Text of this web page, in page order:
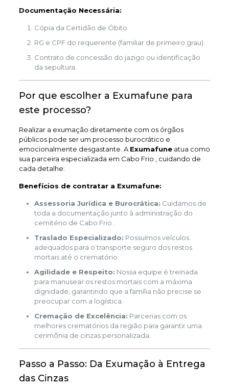
Documentação Necessária:
Cópia da Certidão de Óbito.
RG e CPF do requerente (familiar de primeiro grau).
Contrato de concessão do jazigo ou identificação
da sepultura.
Por que escolher a Exumafune para
este processo?
Realizar a exumação diretamente com os órgãos
públicos pode ser um processo burocrático e
emocionalmente desgastante. A Exumafuneatua como
sua parceira especializada em Cabo Frio , cuidando de
cada detalhe:
Benefícios de contratar a Exumafune:
Assessoria Jurídica e Burocrática: Cuidamos de
toda a documentação junto à administração do
cemitério de Cabo Frio .
Traslado Especializado: Possuímos veículos
adequados para o transporte seguro dos restos
mortais até o crematório.
Agilidade e Respeito: Nossa equipe é treinada
para manusear os restos mortais com a máxima
dignidade, garantindo que a família não precise se
preocupar com a logística.
Cremação de Excelência: Parcerias com os
melhores crematórios da região para garantir uma
cerimônia de cinzas personalizada.
Passo a Passo: Da Exumação à Entrega
das Cinzas